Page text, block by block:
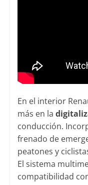
En el interior
más en la
conducción.
frenado de
peatones y
El sistema
compatibilidad